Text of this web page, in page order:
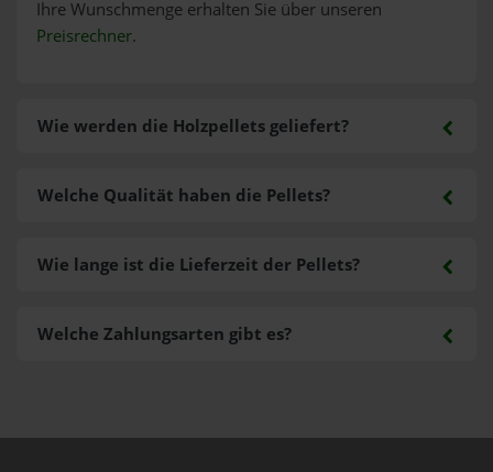
Ihre Wunschmenge erhalten Sie über unseren
Preisrechner.
Wie werden die Holzpellets geliefert?
Welche Zahlungsarten gibt es?
Welche Qualität haben die Pellets?
Wie lange ist die Lieferzeit der Pellets?